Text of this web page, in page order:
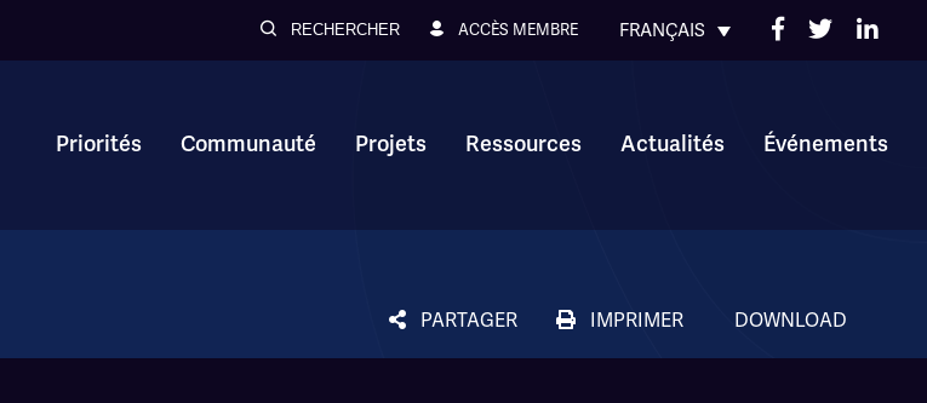
RECHERCHER ACCÈS MEMBRE FRANÇAIS
Priorités Communauté Projets Ressources Actualités Événements
PARTAGER IMPRIMER DOWNLOAD